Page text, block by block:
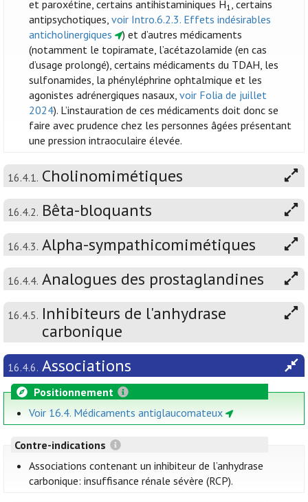
et paroxétine, certains antihistaminiques H1, certains
antipsychotiques,voir Intro.6.2.3. Effets indésirables
anticholinergiques
) et d’autres médicaments
(notamment le topiramate, l’acétazolamide (en cas
d’usage prolongé), certains médicaments du TDAH, les
sulfonamides, la phényléphrine ophtalmique et les
agonistes adrénergiques nasaux,voir Folia de juillet
2024). L’instauration de ces médicaments doit donc se
faire avec prudence chez les personnes âgées présentant
une pression intraoculaire élevée.
16.4.1. Cholinomimétiques
16.4.2. Bêta-bloquants
16.4.3. Alpha-sympathicomimétiques
16.4.4. Analogues des prostaglandines
16.4.5. Inhibiteurs de l'anhydrase
carbonique
16.4.6. Associations
Positionnement
Voir 16.4. Médicaments antiglaucomateux
Contre-indications
Associations contenant un inhibiteur de l’anhydrase
carbonique: insuffisance rénale sévère (RCP).